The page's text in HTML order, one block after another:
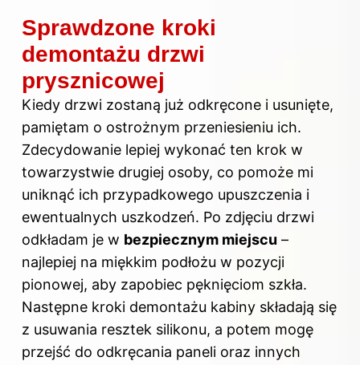
Sprawdzone kroki
demontażu drzwi
prysznicowej
Kiedy drzwi zostaną już odkręcone i usunięte,
pamiętam o ostrożnym przeniesieniu ich.
Zdecydowanie lepiej wykonać ten krok w
towarzystwie drugiej osoby, co pomoże mi
uniknąć ich przypadkowego upuszczenia i
ewentualnych uszkodzeń. Po zdjęciu drzwi
odkładam je w bezpiecznym miejscu –
najlepiej na miękkim podłożu w pozycji
pionowej, aby zapobiec pęknięciom szkła.
Następne kroki demontażu kabiny składają się
z usuwania resztek silikonu, a potem mogę
przejść do odkręcania paneli oraz innych